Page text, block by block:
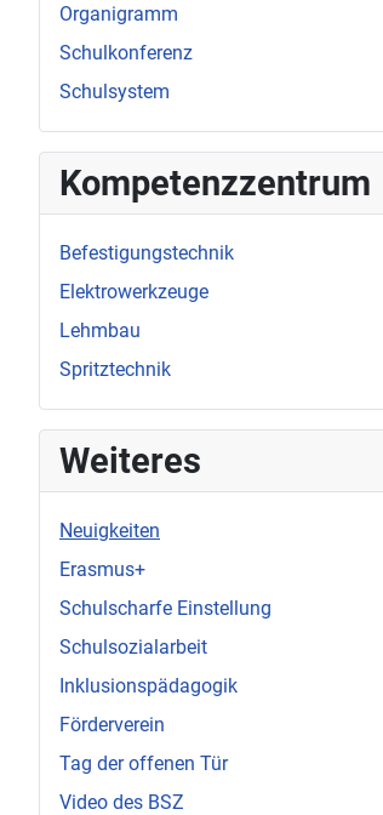
Organigramm
Schulkonferenz
Schulsystem
Kompetenzzentrum
Befestigungstechnik
Elektrowerkzeuge
Lehmbau
Spritztechnik
Weiteres
Neuigkeiten
Erasmus+
Schulscharfe Einstellung
Schulsozialarbeit
Inklusionspädagogik
Förderverein
Tag der offenen Tür
Video des BSZ